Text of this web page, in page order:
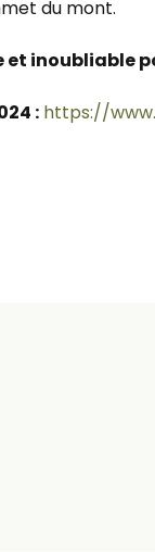
du mont.
et inoubliable
: https://